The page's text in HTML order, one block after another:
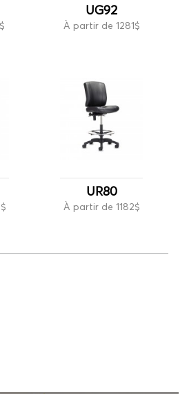
UG92
À partir de 1281$
UR80
À partir de 1182$